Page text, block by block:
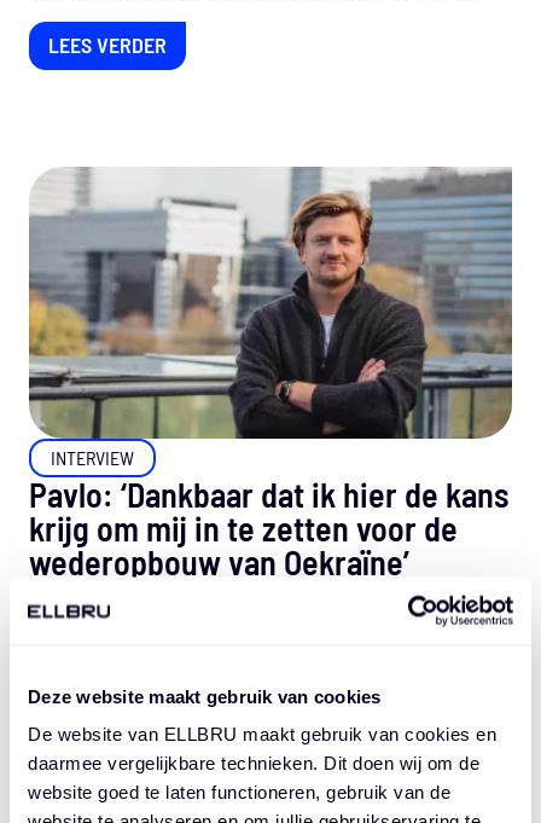
Deze website maakt gebruik van cookies
De website van ELLBRU maakt gebruik van cookies en
daarmee vergelijkbare technieken. Dit doen wij om de
website goed te laten functioneren, gebruik van de
LEES VERDER
INTERVIEW
Pavlo: ‘Dankbaar dat ik hier de kans
krijg om mij in te zetten voor de
wederopbouw van Oekraïne’
Pavlo is sinds februari 2023 gedetacheerd als
architect bij het College van Rijksadviseurs (CRa).